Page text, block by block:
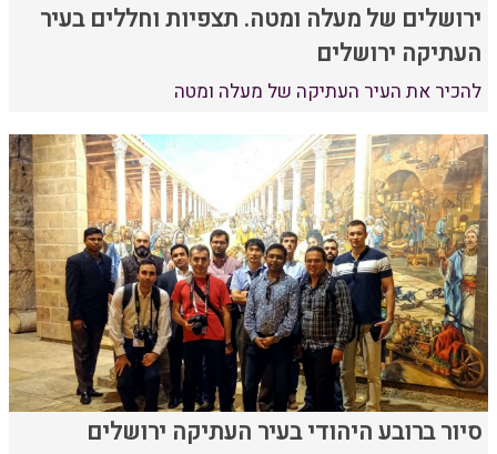
ירושלים של מעלה ומטה. תצפיות וחללים בעיר
העתיקה ירושלים
להכיר את העיר העתיקה של מעלה ומטה
סיור ברובע היהודי בעיר העתיקה ירושלים